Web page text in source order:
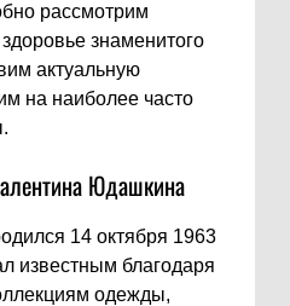
рассмотрим
знаменитого
актуальную
на наиболее часто
Юдашкина
14 октября 1963
известным благодаря
одежды,